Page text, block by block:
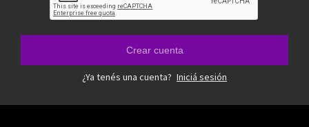
Crear cuenta
¿Ya tenés una cuenta? Iniciá sesión